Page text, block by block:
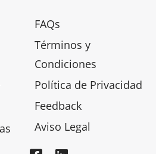
FAQs
Términos y
Condiciones
Política de Privacidad
Feedback
Aviso Legal